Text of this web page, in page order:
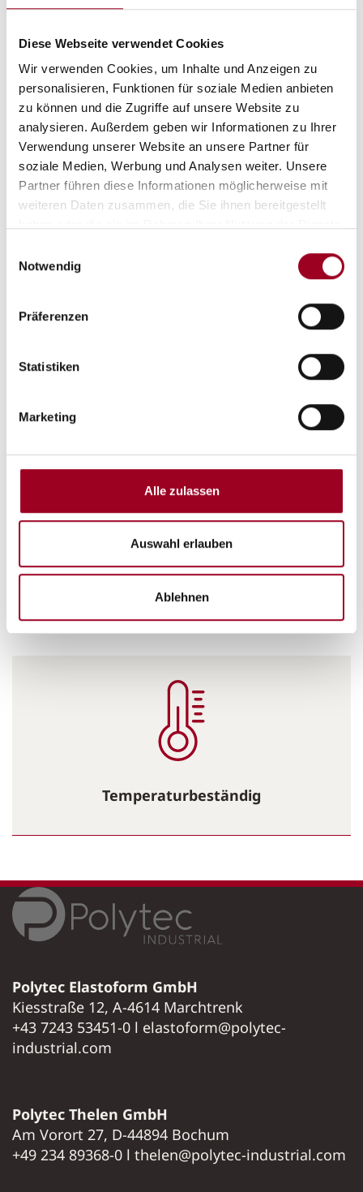
Diese Webseite verwendet Cookies
Wir verwenden Cookies, um Inhalte und Anzeigen zu
personalisieren, Funktionen für soziale Medien anbieten
zu können und die Zugriffe auf unsere Website zu
analysieren. Außerdem geben wir Informationen zu Ihrer
Verwendung unserer Website an unsere Partner für
soziale Medien, Werbung und Analysen weiter. Unsere
Partner führen diese Informationen möglicherweise mit
weiteren Daten zusammen, die Sie ihnen bereitgestellt
Notwendig
Präferenzen
Statistiken
Marketing
Alle zulassen
Auswahl erlauben
Ablehnen
Dehnbar & Bruchfest, Weiterreißfest
Temperaturbeständig
Polytec Elastoform GmbH
Kiesstraße 12, A-4614 Marchtrenk
+43 7243 53451-0 l elastoform@polytec-
industrial.com
Polytec Thelen GmbH
Am Vorort 27, D-44894 Bochum
+49 234 89368-0 l thelen@polytec-industrial.com